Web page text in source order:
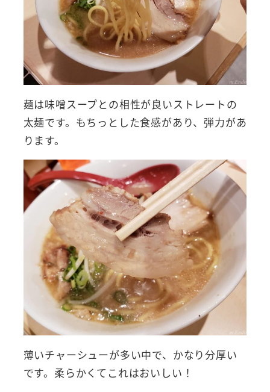
麺は味噌スープとの相性が良いストレートの
太麺です。もちっとした食感があり、弾力があ
ります。
薄いチャーシューが多い中で、かなり分厚い
です。柔らかくてこれはおいしい！